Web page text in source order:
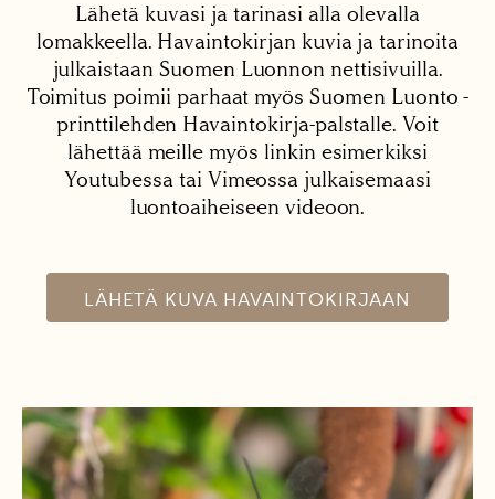
Lähetä kuvasi ja tarinasi alla olevalla
lomakkeella. Havaintokirjan kuvia ja tarinoita
julkaistaan Suomen Luonnon nettisivuilla.
Toimitus poimii parhaat myös Suomen Luonto -
printtilehden Havaintokirja-palstalle. Voit
lähettää meille myös linkin esimerkiksi
Youtubessa tai Vimeossa julkaisemaasi
luontoaiheiseen videoon.
LÄHETÄ KUVA HAVAINTOKIRJAAN